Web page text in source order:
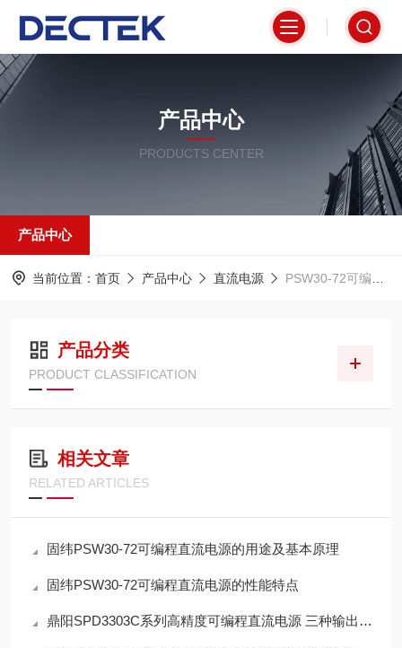
产品中心
PRODUCTS CENTER
产品中心
当前位置： 首页 产品中心 直流电源 PSW30-72可编程直流电源
产品分类
PRODUCT CLASSIFICATION
相关文章
RELATED ARTICLES
固纬PSW30-72可编程直流电源的用途及基本原理
固纬PSW30-72可编程直流电源的性能特点
鼎阳SPD3303C系列高精度可编程直流电源 三种输出模式 提高输出功率范围